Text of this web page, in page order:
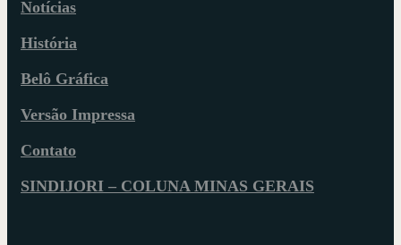
Notícias
História
Belô Gráfica
Versão Impressa
Contato
SINDIJORI – COLUNA MINAS GERAIS